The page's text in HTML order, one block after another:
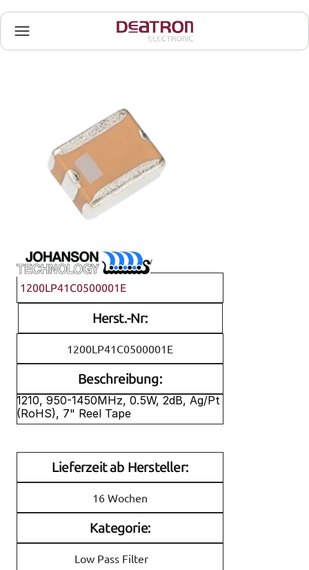
Johanson Technology
1200LP41C0500001E
Herst.-Nr:
1200LP41C0500001E
Beschreibung:
1210, 950-1450MHz, 0.5W, 2dB, Ag/Pt
(RoHS), 7" Reel Tape
Lieferzeit ab Hersteller:
16 Wochen
Kategorie:
Low Pass Filter